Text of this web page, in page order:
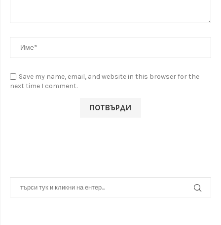
Save my name, email, and website in this browser for the
next time I comment.